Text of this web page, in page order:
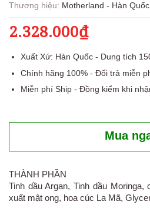
Thương hiệu: Motherland - Hàn Quốc
2.328.000₫
Xuất Xứ: Hàn Quốc - Dung tích
Chính hãng 100% - Đổi trả miễn
Miễn phí Ship - Đồng kiểm khi
Mua
THÀNH PHẦN
Tinh dầu Argan, Tinh dầu Moringa,
xuất mật ong, hoa cúc La Mã,